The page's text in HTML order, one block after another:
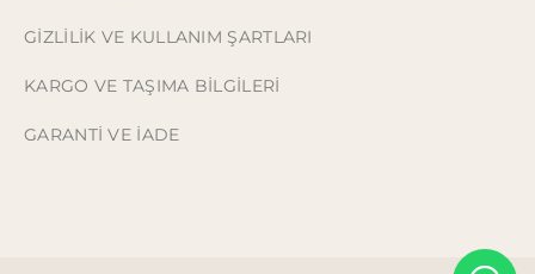
GİZLİLİK VE KULLANIM ŞARTLARI
KARGO VE TAŞIMA BİLGİLERİ
GARANTİ VE İADE